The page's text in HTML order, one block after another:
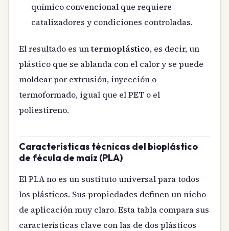
químico convencional que requiere
catalizadores y condiciones controladas.
El resultado es untermoplástico, es decir, un
plástico que se ablanda con el calor y se puede
moldear por extrusión, inyección o
termoformado, igual que el PET o el
poliestireno.
Características técnicas del bioplástico
de fécula de maíz (PLA)
El PLA no es un sustituto universal para todos
los plásticos. Sus propiedades definen un nicho
de aplicación muy claro. Esta tabla compara sus
características clave con las de dos plásticos